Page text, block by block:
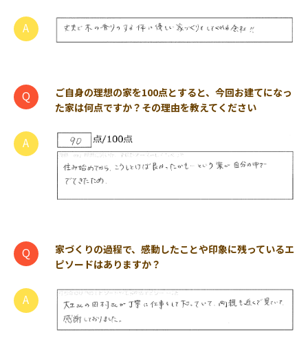
ご自身の理想の家を100点とすると、今回お建てになっ
た家は何点ですか？その理由を教えてください
家づくりの過程で、感動したことや印象に残っているエ
ピソードはありますか？